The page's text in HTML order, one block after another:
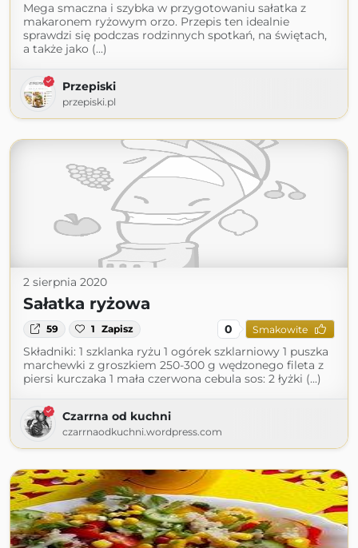
Mega smaczna i szybka w przygotowaniu sałatka z
makaronem ryżowym orzo. Przepis ten idealnie
sprawdzi się podczas rodzinnych spotkań, na świętach,
a także jako (...)
Przepiski
przepiski.pl
2 sierpnia 2020
Sałatka ryżowa
59 1 Zapisz 0 Smakowite
Składniki: 1 szklanka ryżu 1 ogórek szklarniowy 1 puszka
marchewki z groszkiem 250-300 g wędzonego fileta z
piersi kurczaka 1 mała czerwona cebula sos: 2 łyżki (...)
Czarrna od kuchni
czarrnaodkuchni.wordpress.com